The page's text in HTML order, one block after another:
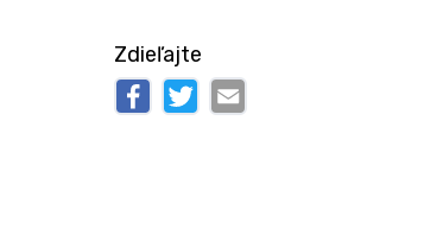
Zdieľajte